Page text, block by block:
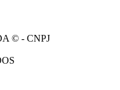
© - CNPJ